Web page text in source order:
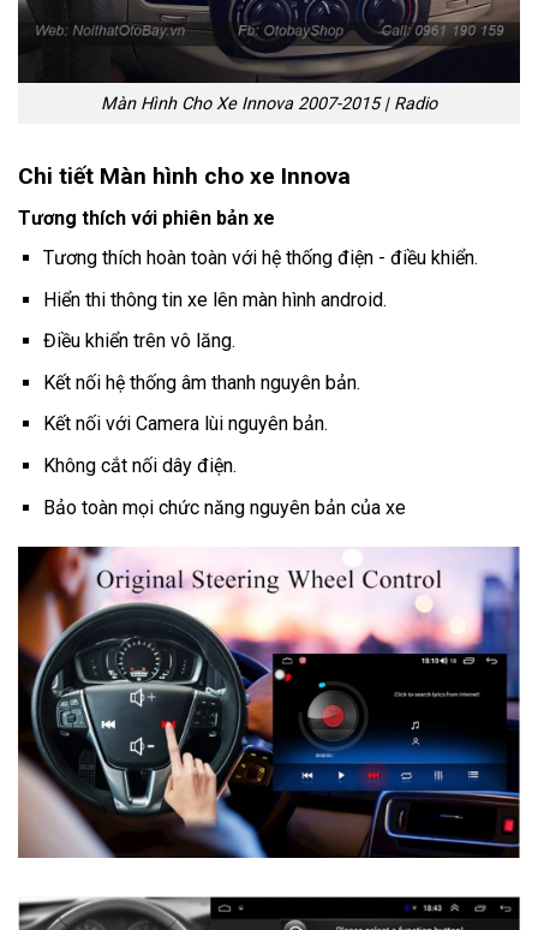
Màn Hình Cho Xe Innova 2007-2015 | Radio
Chi tiết Màn hình cho xe Innova
Tương thích với phiên bản xe
Tương thích hoàn toàn với hệ thống điện - điều khiển.
Hiển thi thông tin xe lên màn hình android.
Điều khiển trên vô lăng.
Kết nối hệ thống âm thanh nguyên bản.
Kết nối với Camera lùi nguyên bản.
Không cắt nối dây điện.
Bảo toàn mọi chức năng nguyên bản của xe